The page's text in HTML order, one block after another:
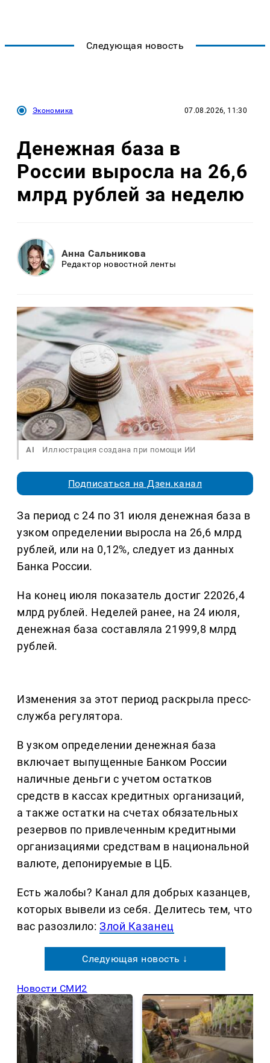
Следующая новость
Экономика 07.08.2026, 11:30
Денежная база в
России выросла на 26,6
млрд рублей за неделю
Анна Сальникова
Редактор новостной ленты
AI Иллюстрация создана при помощи ИИ
Подписаться на Дзен.канал
За период с 24 по 31 июля денежная база в
узком определении выросла на 26,6 млрд
рублей, или на 0,12%, следует из данных
Банка России.
На конец июля показатель достиг 22026,4
млрд рублей. Неделей ранее, на 24 июля,
денежная база составляла 21999,8 млрд
рублей.
Изменения за этот период раскрыла пресс-
служба регулятора.
В узком определении денежная база
включает выпущенные Банком России
наличные деньги с учетом остатков
средств в кассах кредитных организаций,
а также остатки на счетах обязательных
резервов по привлеченным кредитными
организациями средствам в национальной
валюте, депонируемые в ЦБ.
Есть жалобы? Канал для добрых казанцев,
которых вывели из себя. Делитеcь тем, что
вас разозлило:Злой Казанец
Следующая новость ↓
Новости СМИ2